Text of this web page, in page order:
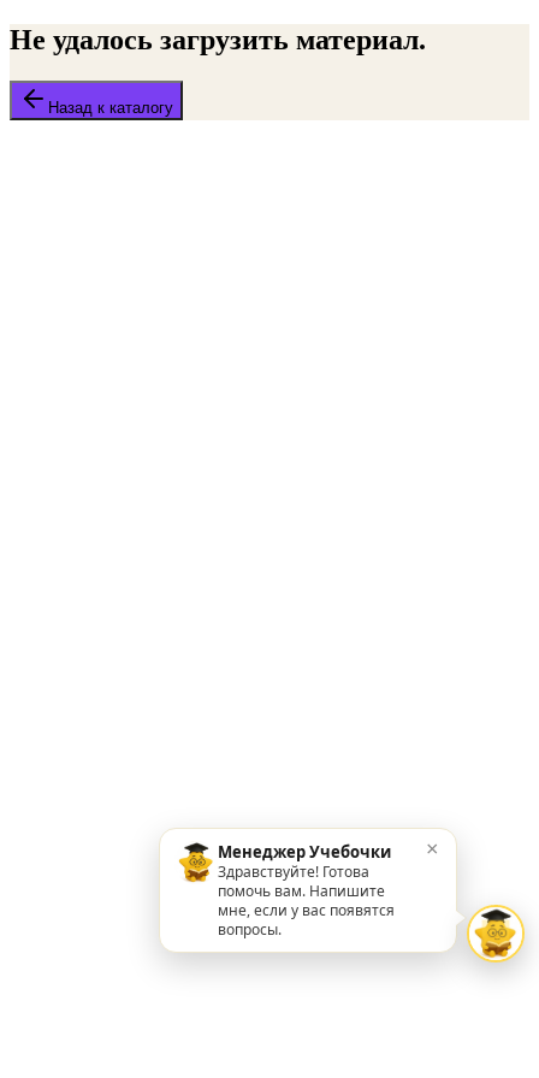
Не удалось загрузить материал.
Назад к каталогу
Менеджер Учебочки
Здравствуйте! Готова
помочь вам. Напишите
мне, если у вас появятся
вопросы.
×